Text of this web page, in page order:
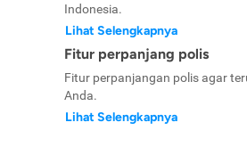
Indonesia.
Lihat Selengkapnya
Fitur perpanjang polis
Fitur perpanjangan polis agar
Anda.
Lihat Selengkapnya